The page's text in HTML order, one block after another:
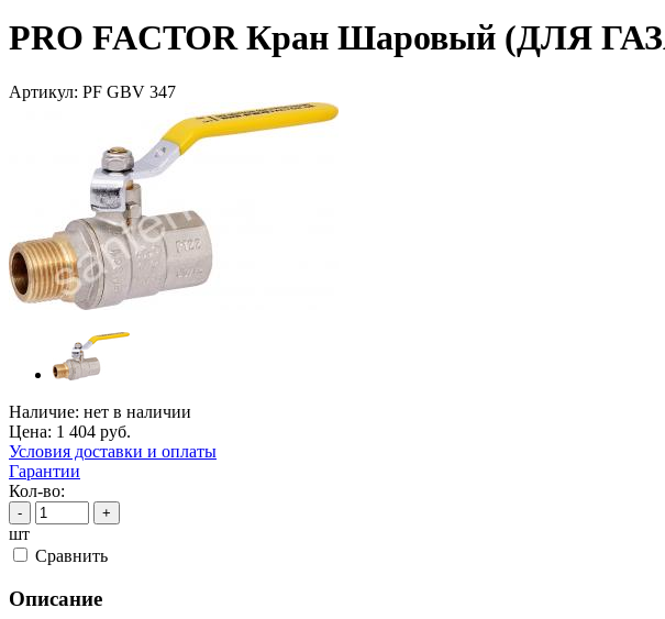
PRO FACTOR Кран Шаровый (ДЛЯ
Артикул: PF GBV 347
Наличие: нет в наличии
Цена: 1 404 руб.
Условия доставки и оплаты
Гарантии
Кол-во:
- +
шт
Cравнить
Описание